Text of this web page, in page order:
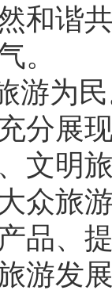
和谐
。
游为
分展
文明
众旅
品、
游发